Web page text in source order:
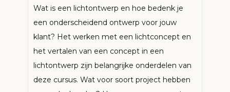
Wat is een lichtontwerp en hoe bedenk je
een onderscheidend ontwerp voor jouw
klant? Het werken met een lichtconcept en
het vertalen van een concept in een
lichtontwerp zijn belangrijke onderdelen van
deze cursus. Wat voor soort project hebben